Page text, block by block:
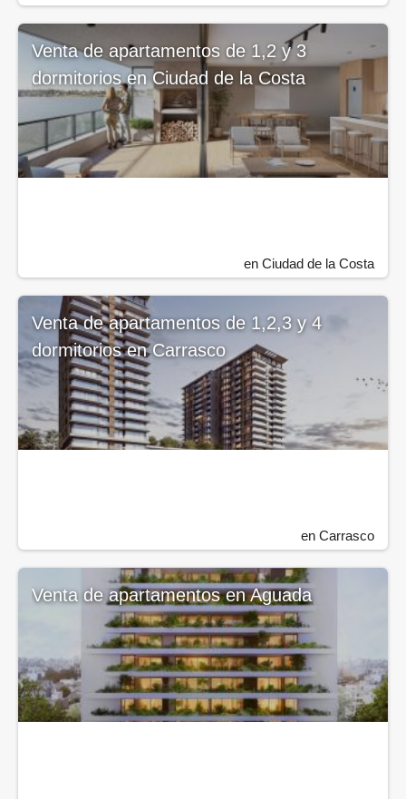
Venta de apartamentos de 1,2 y 3
dormitorios en Ciudad de la Costa
en Ciudad de la Costa
Venta de apartamentos de 1,2,3 y 4
dormitorios en Carrasco
en Carrasco
Venta de apartamentos en Aguada